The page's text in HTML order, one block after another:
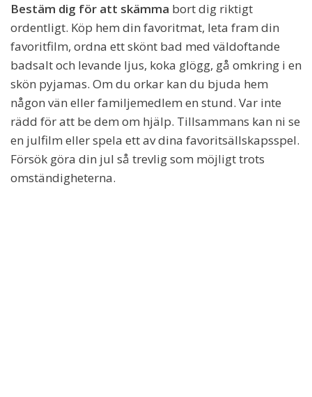
Bestäm dig för att skämma bort dig riktigt
ordentligt. Köp hem din favoritmat, leta fram din
favoritfilm, ordna ett skönt bad med väldoftande
badsalt och levande ljus, koka glögg, gå omkring i en
skön pyjamas. Om du orkar kan du bjuda hem
någon vän eller familjemedlem en stund. Var inte
rädd för att be dem om hjälp. Tillsammans kan ni se
en julfilm eller spela ett av dina favoritsällskapsspel.
Försök göra din jul så trevlig som möjligt trots
omständigheterna.